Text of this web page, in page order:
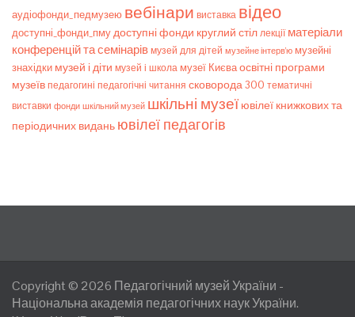
аудіофонди_педмузею вебінари виставка відео
доступні_фонди_пмудоступні фонди круглий стіл лекції матеріали
конференцій та семінарів музей для дітей музейне інтерв’ю музейні
знахідки музей і діти музей і школа музеї Києваосвітні програми
музеїв педагогині педагогічні читання сковорода 300 тематичні
виставки фонди шкільний музей шкільні музеї ювілеї книжкових та
періодичних видань ювілеї педагогів
Copyright © 2026 Педагогічний музей України -
Національна академія педагогічних наук України.